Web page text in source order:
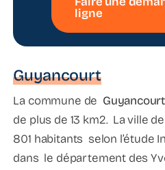
ligne
Guyancourt
La commune de Guyancourt
de plus de 13 km2. La ville de
801 habitants selon l’étude
dans le département des